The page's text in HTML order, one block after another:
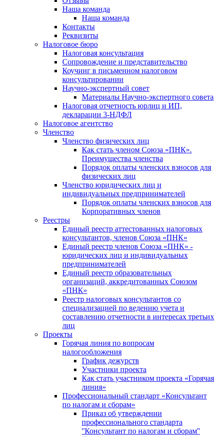
Наша команда
Наша команда
Контакты
Реквизиты
Налоговое бюро
Налоговая консультация
Cопровождение и представительство
Коучинг в письменном налоговом
консультировании
Научно-экспертный совет
Материалы Научно-экспертного совета
Налоговая отчетность юрлиц и ИП,
декларации 3-НДФЛ
Налоговое агентство
Членство
Членство физических лиц
Как стать членом Союза «ПНК».
Преимущества членства
Порядок оплаты членских взносов для
физических лиц
Членство юридических лиц и
индивидуальных предпринимателей
Порядок оплаты членских взносов для
Корпоративных членов
Реестры
Единый реестр аттестованных налоговых
консультантов, членов Союза «ПНК»
Единый реестр членов Союза «ПНК» -
юридических лиц и индивидуальных
предпринимателей
Единый реестр образовательных
организаций, аккредитованных Союзом
«ПНК»
Реестр налоговых консультантов со
специализацией по ведению учета и
составлению отчетности в интересах третьих
лиц
Проекты
Горячая линия по вопросам
налогообложения
График дежурств
Участники проекта
Как стать участником проекта «Горячая
линия»
Профессиональный стандарт «Консультант
по налогам и сборам»
Приказ об утверждении
профессионального стандарта
''Консультант по налогам и сборам''